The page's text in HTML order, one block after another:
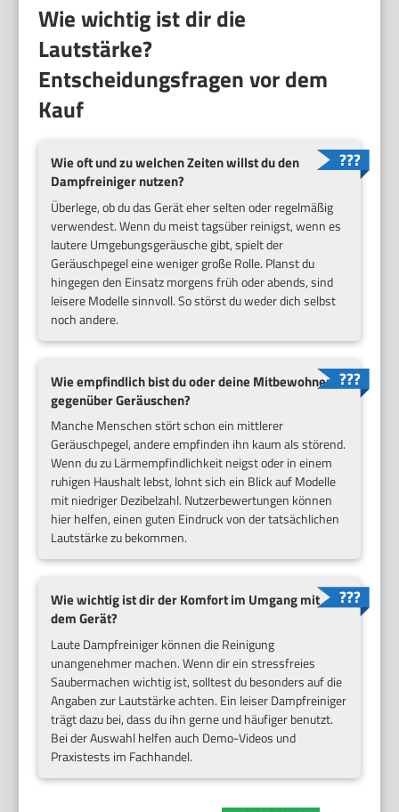
Wie wichtig ist dir die
Lautstärke?
Entscheidungsfragen vor dem
Kauf
Wie oft und zu welchen Zeiten willst du den
Dampfreiniger nutzen?
Überlege, ob du das Gerät eher selten oder regelmäßig
verwendest. Wenn du meist tagsüber reinigst, wenn es
lautere Umgebungsgeräusche gibt, spielt der
Geräuschpegel eine weniger große Rolle. Planst du
hingegen den Einsatz morgens früh oder abends, sind
leisere Modelle sinnvoll. So störst du weder dich selbst
noch andere.
Wie empfindlich bist du oder deine Mitbewohner
gegenüber Geräuschen?
Manche Menschen stört schon ein mittlerer
Geräuschpegel, andere empfinden ihn kaum als störend.
Wenn du zu Lärmempfindlichkeit neigst oder in einem
ruhigen Haushalt lebst, lohnt sich ein Blick auf Modelle
mit niedriger Dezibelzahl. Nutzerbewertungen können
hier helfen, einen guten Eindruck von der tatsächlichen
Lautstärke zu bekommen.
Wie wichtig ist dir der Komfort im Umgang mit
dem Gerät?
Laute Dampfreiniger können die Reinigung
unangenehmer machen. Wenn dir ein stressfreies
Saubermachen wichtig ist, solltest du besonders auf die
Angaben zur Lautstärke achten. Ein leiser Dampfreiniger
trägt dazu bei, dass du ihn gerne und häufiger benutzt.
Bei der Auswahl helfen auch Demo-Videos und
Praxistests im Fachhandel.